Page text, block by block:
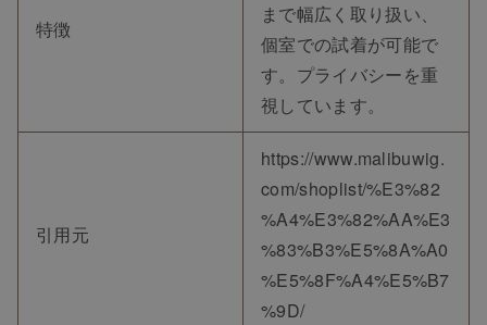
特徴
まで幅広く取り扱い、
個室での試着が可能で
す。プライバシーを重
視しています。
引用元
https://www.malibuwig.
com/shoplist/%E3%82
%A4%E3%82%AA%E3
%83%B3%E5%8A%A0
%E5%8F%A4%E5%B7
%9D/